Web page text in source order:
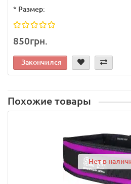
* Размер:
850грн.
Закончился
Похожие товары
Нет в